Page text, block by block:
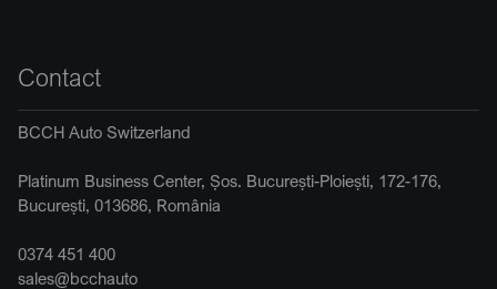
Contact
BCCH Auto Switzerland
Platinum Business Center, Șos. București-Ploiești, 172-176,
București, 013686, România
0374 451 400
sales@bcchauto